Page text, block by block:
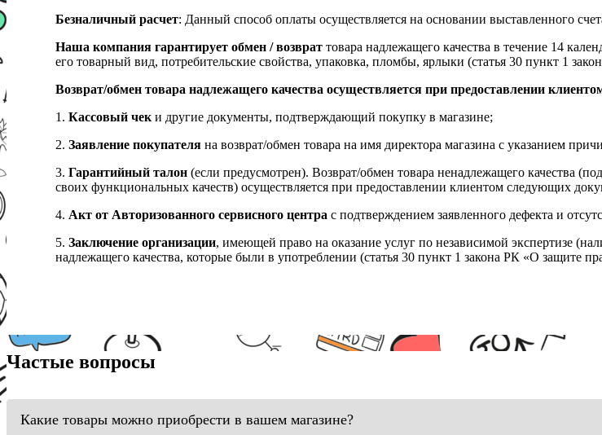
Безналичный расчет: Данный способ оплаты осуществляется на основании выставленного
Наша компания гарантирует обмен / возврат товара надлежащего качества в течение 14
его товарный вид, потребительские свойства, упаковка, пломбы, ярлыки (статья 30 пункт 1
Возврат/обмен товара надлежащего качества осуществляется при предоставлении
1. Кассовый чек и другие документы, подтверждающий покупку в магазине;
2. Заявление покупателя на возврат/обмен товара на имя директора магазина с указанием
3. Гарантийный талон (если предусмотрен). Возврат/обмен товара ненадлежащего качества
своих функциональных качеств) осуществляется при предоставлении клиентом следующих
4. Акт от Авторизованного сервисного центра с подтверждением заявленного дефекта и
5. Заключение организации, имеющей право на оказание услуг по независимой экспертизе
надлежащего качества, которые были в употреблении (статья 30 пункт 1 закона РК «О защите
Частые вопросы
Какие товары можно приобрести в вашем магазине?